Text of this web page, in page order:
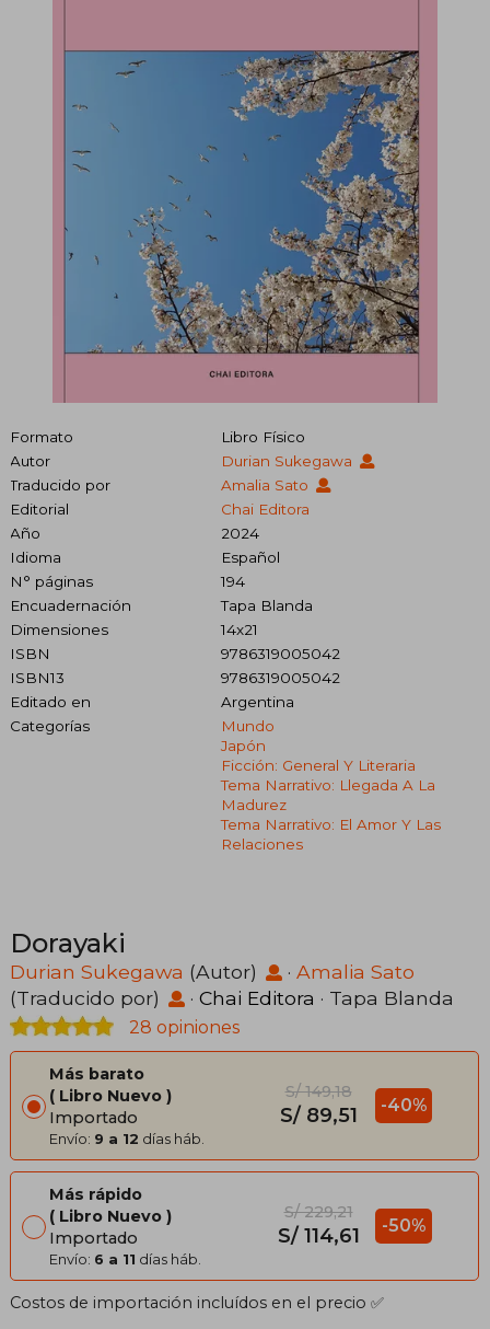
Formato
Libro Físico
Autor
Durian Sukegawa
Traducido por
Amalia Sato
Editorial
Chai Editora
Año
2024
Idioma
Español
N° páginas
194
Encuadernación
Tapa Blanda
Dimensiones
14x21
ISBN
9786319005042
ISBN13
9786319005042
Editado en
Argentina
Categorías
Mundo
Japón
Ficción: General Y Literaria
Tema Narrativo: Llegada A La
Madurez
Tema Narrativo: El Amor Y Las
Relaciones
Dorayaki
Durian Sukegawa (Autor) · Amalia Sato
(Traducido por)
· Chai Editora · Tapa Blanda
28 opiniones
Más barato
Libro Nuevo
Importado
Envío: 9 a 12 días háb.
S/ 149,18
S/ 89,51 -40%
Más rápido
Libro Nuevo
Importado
Envío: 6 a 11 días háb.
S/ 229,21
S/ 114,61 -50%
Costos de importación incluídos en el precio ✅